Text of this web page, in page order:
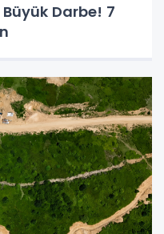
Darbe! 7